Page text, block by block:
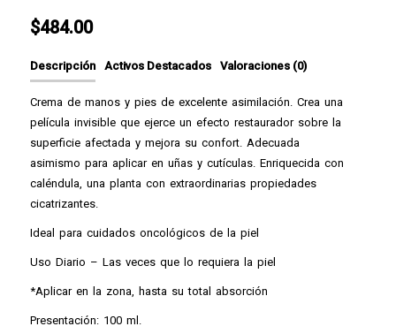
$484.00
Descripción Activos Destacados Valoraciones (0)
Crema de manos y pies de excelente asimilación. Crea una
película invisible que ejerce un efecto restaurador sobre la
superficie afectada y mejora su confort. Adecuada
asimismo para aplicar en uñas y cutículas. Enriquecida con
caléndula, una planta con extraordinarias propiedades
cicatrizantes.
Ideal para cuidados oncológicos de la piel
Uso Diario – Las veces que lo requiera la piel
*Aplicar en la zona, hasta su total absorción
Presentación: 100 ml.